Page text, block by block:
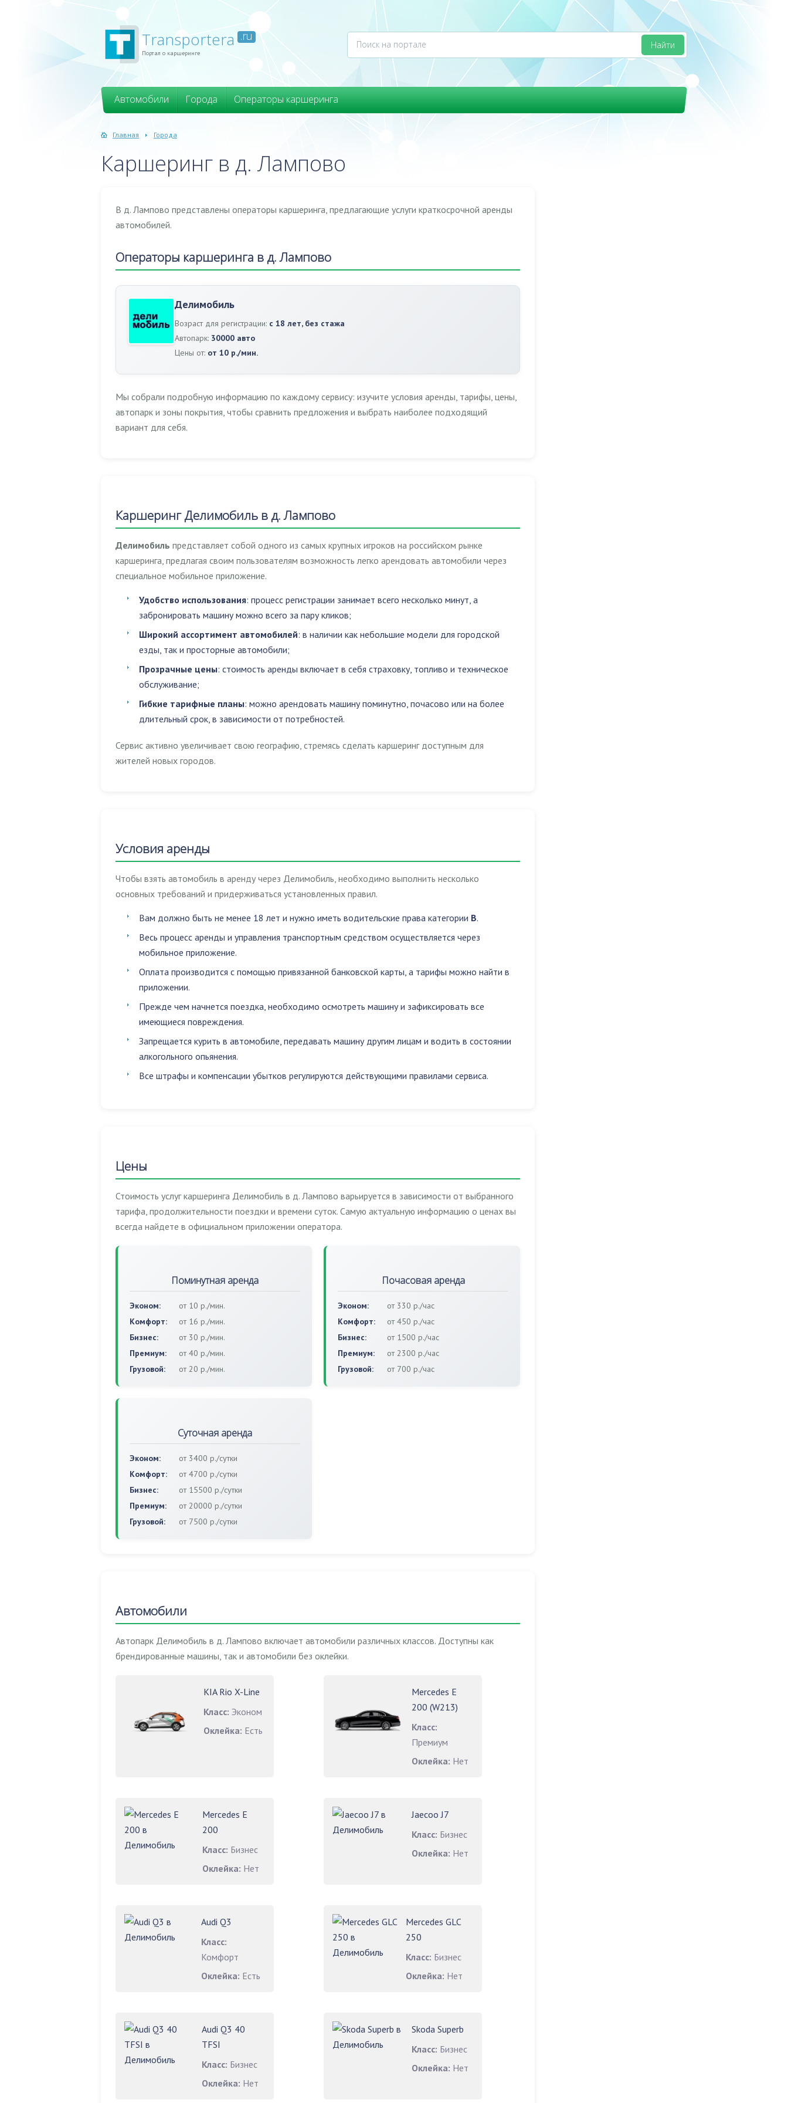
Transportera .ru
Портал о каршеринге
Автомобили Города Операторы каршеринга
Главная Города
Каршеринг в д. Лампово
В д. Лампово представлены операторы каршеринга, предлагающие услуги краткосрочной аренды
автомобилей.
Операторы каршеринга в д. Лампово
Делимобиль
Возраст для регистрации: с 18 лет, без стажа
Автопарк: 30000 авто
Цены от: от 10 р./мин.
Мы собрали подробную информацию по каждому сервису: изучите условия аренды, тарифы, цены,
автопарк и зоны покрытия, чтобы сравнить предложения и выбрать наиболее подходящий
вариант для себя.
Каршеринг Делимобиль в д. Лампово
Делимобиль представляет собой одного из самых крупных игроков на российском рынке
каршеринга, предлагая своим пользователям возможность легко арендовать автомобили через
специальное мобильное приложение.
Удобство использования: процесс регистрации занимает всего несколько минут, а
забронировать машину можно всего за пару кликов;
Широкий ассортимент автомобилей: в наличии как небольшие модели для городской
езды, так и просторные автомобили;
Прозрачные цены: стоимость аренды включает в себя страховку, топливо и техническое
обслуживание;
Гибкие тарифные планы: можно арендовать машину поминутно, почасово или на более
длительный срок, в зависимости от потребностей.
Сервис активно увеличивает свою географию, стремясь сделать каршеринг доступным для
жителей новых городов.
Условия аренды
Чтобы взять автомобиль в аренду через Делимобиль, необходимо выполнить несколько
основных требований и придерживаться установленных правил.
Вам должно быть не менее 18 лет и нужно иметь водительские права категории B.
Весь процесс аренды и управления транспортным средством осуществляется через
мобильное приложение.
Оплата производится с помощью привязанной банковской карты, а тарифы можно найти в
приложении.
Прежде чем начнется поездка, необходимо осмотреть машину и зафиксировать все
имеющиеся повреждения.
Запрещается курить в автомобиле, передавать машину другим лицам и водить в состоянии
алкогольного опьянения.
Все штрафы и компенсации убытков регулируются действующими правилами сервиса.
Цены
Стоимость услуг каршеринга Делимобиль в д. Лампово варьируется в зависимости от выбранного
тарифа, продолжительности поездки и времени суток. Самую актуальную информацию о ценах вы
всегда найдете в официальном приложении оператора.
Поминутная аренда
Эконом:
от 10 р./мин.
Комфорт:
от 16 р./мин.
Бизнес:
от 30 р./мин.
Премиум:
от 40 р./мин.
Грузовой:
от 20 р./мин.
Почасовая аренда
Эконом:
от 330 р./час
Комфорт:
от 450 р./час
Бизнес:
от 1500 р./час
Премиум:
от 2300 р./час
Грузовой:
от 700 р./час
Суточная аренда
Эконом:
от 3400 р./сутки
Комфорт:
от 4700 р./сутки
Бизнес:
от 15500 р./сутки
Премиум:
от 20000 р./сутки
Грузовой:
от 7500 р./сутки
Автомобили
Автопарк Делимобиль в д. Лампово включает автомобили различных классов. Доступны как
брендированные машины, так и автомобили без оклейки.
KIA Rio X-Line
Класс: Эконом
Оклейка: Есть
Mercedes E
200 (W213)
Класс:
Премиум
Оклейка: Нет
Mercedes E
200
Класс: Бизнес
Оклейка: Нет
Jaecoo J7
Класс: Бизнес
Оклейка: Нет
Audi Q3
Класс:
Комфорт
Оклейка: Есть
Mercedes GLC
250
Класс: Бизнес
Оклейка: Нет
Audi Q3 40
TFSI
Класс: Бизнес
Оклейка: Нет
Skoda Superb
Класс: Бизнес
Оклейка: Нет